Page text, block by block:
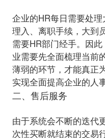
企业的HR每日需要处
理入、离职手续，大到
需要HR部门经手。因
业需要先全面梳理当前
薄弱的环节，才能真正
二、售后服务
由于系统会不断的迭代
次性买断就结束的交易